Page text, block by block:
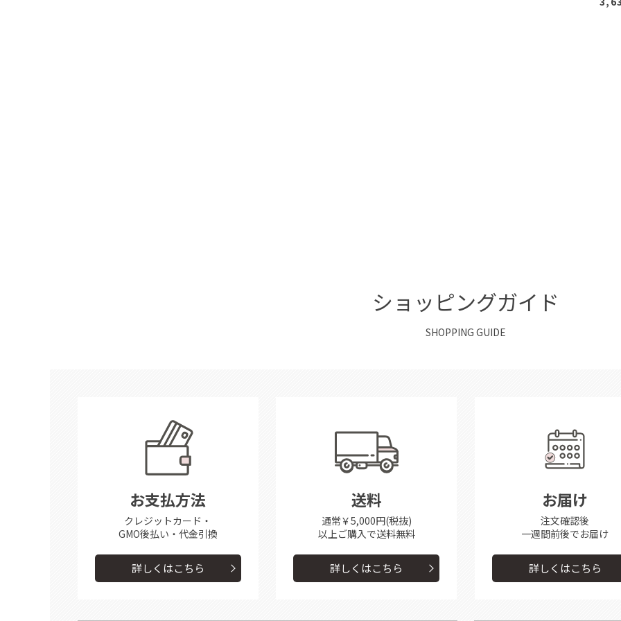
ショッピングガイド
SHOPPING GUIDE
お支払方法
クレジットカード・
GMO後払い・代金引換
詳しくはこちら
送料
通常￥5,000円(税抜)
以上ご購入で送料無料
詳しくはこちら
お届け
注文確認後
一週間前後でお届け
詳しくはこちら